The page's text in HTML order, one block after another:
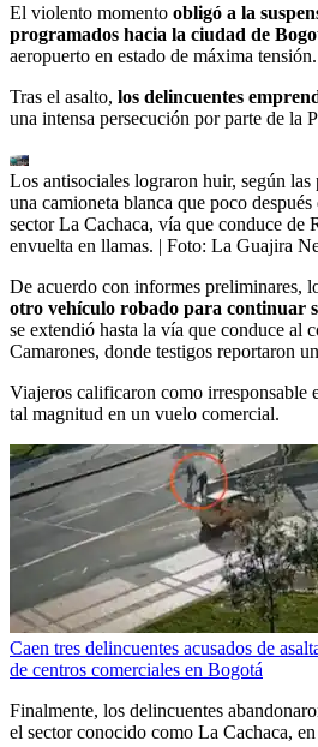
El violento momento obligó a la
programados hacia la ciudad de
aeropuerto en estado de máxima tensión.
Tras el asalto, los delincuentes
una intensa persecución por parte de la
Los antisociales lograron huir, según
una camioneta blanca que poco
sector La Cachaca, vía que conduce de
envuelta en llamas. | Foto: La Guajira
De acuerdo con informes preliminares,
otro vehículo robado para continuar
se extendió hasta la vía que conduce al
Camarones, donde testigos reportaron
Viajeros calificaron como irresponsable
tal magnitud en un vuelo comercial.
Caen tres delincuentes acusados de
de centros comerciales en Bogotá
Finalmente, los delincuentes
el sector conocido como La Cachaca,